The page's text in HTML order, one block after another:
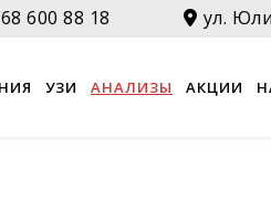
600 88 18 ул.
УЗИ АНАЛИЗЫ АКЦИИ